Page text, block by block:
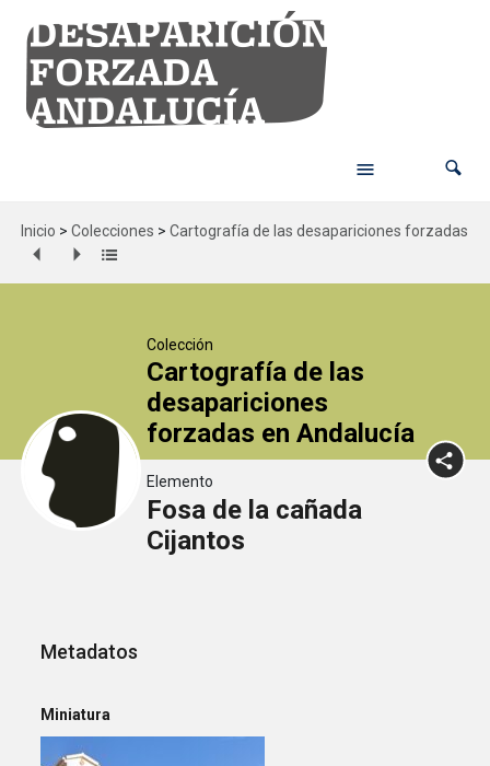
Inicio > Colecciones > Cartografía de las desapariciones forzadas
Colección
Cartografía de las
desapariciones
forzadas en Andalucía
Elemento
Fosa de la cañada
Cijantos
Metadatos
Miniatura